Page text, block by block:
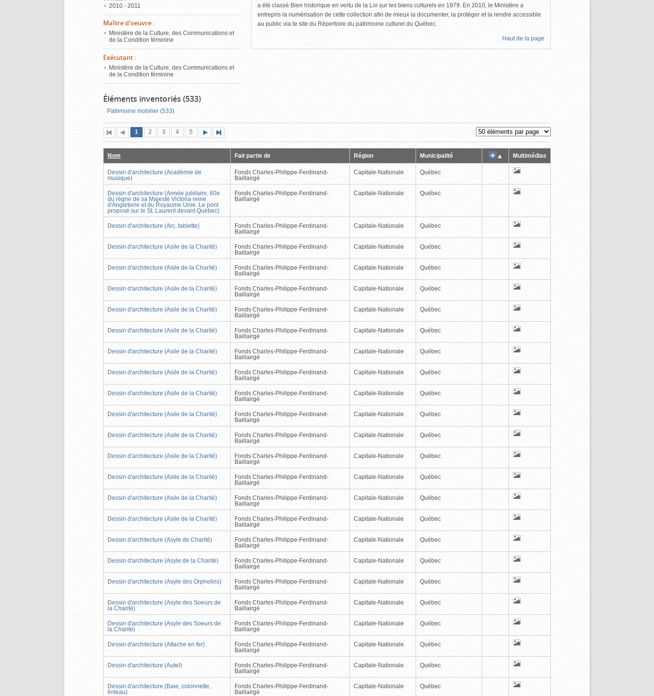
2010 - 2011
Maître d'oeuvre :
Ministère de la Culture, des Communications et
de la Condition féminine
Exécutant :
Ministère de la Culture, des Communications et
de la Condition féminine
a été classé Bien historique en vertu de la Loi sur les biens culturels en 1979. En 2010, le Ministère a
entrepris la numérisation de cette collection afin de mieux la documenter, la protéger et la rendre accessible
au public via le site du Répertoire du patrimoine culturel du Québec.
Haut de la page
Éléments inventoriés (533)
Patrimoine mobilier (533)
Première
page
Page
précédente
Page
1 (page
actuelle)
Page
2 Page
3 Page
4 Page
5
suivante
page
Nom Fait partie de Région Municipalité Multimédias
Dessin d'architecture (Académie de
musique)
Fonds Charles-Philippe-Ferdinand-
Baillairgé
Capitale-Nationale Québec
Dessin d'architecture (Année jubilaire, 60e
du règne de sa Majesté Victoria reine
d'Angleterre et du Royaume Unie. Le pont
proposé sur le St. Laurent devant Québec)
Fonds Charles-Philippe-Ferdinand-
Baillairgé
Capitale-Nationale Québec
Dessin d'architecture (Arc, tablette)
Fonds Charles-Philippe-Ferdinand-
Baillairgé
Capitale-Nationale Québec
Dessin d'architecture (Asile de la Charité)
Fonds Charles-Philippe-Ferdinand-
Baillairgé
Capitale-Nationale Québec
Dessin d'architecture (Asile de la Charité)
Fonds Charles-Philippe-Ferdinand-
Baillairgé
Capitale-Nationale Québec
Dessin d'architecture (Asile de la Charité)
Fonds Charles-Philippe-Ferdinand-
Baillairgé
Capitale-Nationale Québec
Dessin d'architecture (Asile de la Charité)
Fonds Charles-Philippe-Ferdinand-
Baillairgé
Capitale-Nationale Québec
Dessin d'architecture (Asile de la Charité)
Fonds Charles-Philippe-Ferdinand-
Baillairgé
Capitale-Nationale Québec
Dessin d'architecture (Asile de la Charité)
Fonds Charles-Philippe-Ferdinand-
Baillairgé
Capitale-Nationale Québec
Dessin d'architecture (Asile de la Charité)
Fonds Charles-Philippe-Ferdinand-
Baillairgé
Capitale-Nationale Québec
Dessin d'architecture (Asile de la Charité)
Fonds Charles-Philippe-Ferdinand-
Baillairgé
Capitale-Nationale Québec
Dessin d'architecture (Asile de la Charité)
Fonds Charles-Philippe-Ferdinand-
Baillairgé
Capitale-Nationale Québec
Dessin d'architecture (Asile de la Charité)
Fonds Charles-Philippe-Ferdinand-
Baillairgé
Capitale-Nationale Québec
Dessin d'architecture (Asile de la Charité)
Fonds Charles-Philippe-Ferdinand-
Baillairgé
Capitale-Nationale Québec
Dessin d'architecture (Asile de la Charité)
Fonds Charles-Philippe-Ferdinand-
Baillairgé
Capitale-Nationale Québec
Dessin d'architecture (Asile de la Charité)
Fonds Charles-Philippe-Ferdinand-
Baillairgé
Capitale-Nationale Québec
Dessin d'architecture (Asile de la Charité)
Fonds Charles-Philippe-Ferdinand-
Baillairgé
Capitale-Nationale Québec
Dessin d'architecture (Asyle de Charité)
Fonds Charles-Philippe-Ferdinand-
Baillairgé
Capitale-Nationale Québec
Dessin d'architecture (Asyle de la Charité)
Fonds Charles-Philippe-Ferdinand-
Baillairgé
Capitale-Nationale Québec
Dessin d'architecture (Asyle des Orphelins)
Fonds Charles-Philippe-Ferdinand-
Baillairgé
Capitale-Nationale Québec
Dessin d'architecture (Asyle des Soeurs de
la Charité)
Fonds Charles-Philippe-Ferdinand-
Baillairgé
Capitale-Nationale Québec
Dessin d'architecture (Asyle des Soeurs de
la Charité)
Fonds Charles-Philippe-Ferdinand-
Baillairgé
Capitale-Nationale Québec
Dessin d'architecture (Attache en fer)
Fonds Charles-Philippe-Ferdinand-
Baillairgé
Capitale-Nationale Québec
Dessin d'architecture (Autel)
Fonds Charles-Philippe-Ferdinand-
Baillairgé
Capitale-Nationale Québec
Dessin d'architecture (Baie, colonnette,
linteau)
Fonds Charles-Philippe-Ferdinand-
Baillairgé
Capitale-Nationale Québec